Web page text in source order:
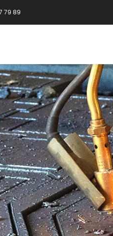
79 89